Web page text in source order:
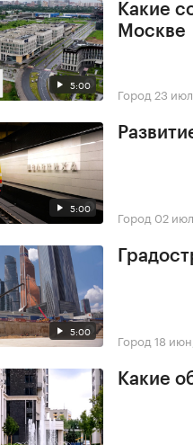
5:00
Какие
Москве
Город 23
5:00 Город 02
5:00 Город 18
Какие